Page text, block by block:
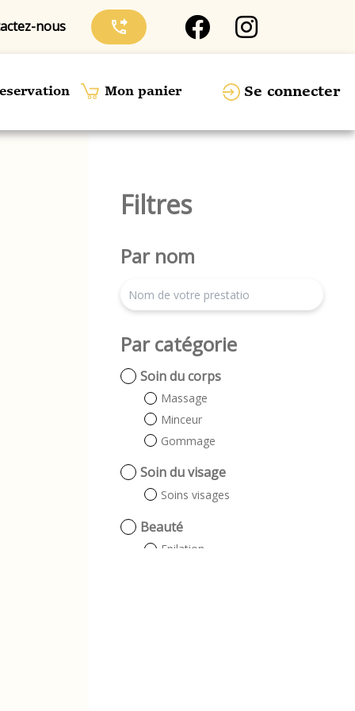
nous phone_forwarded
Mon panier Se connecter
Filtres
Par nom
Par catégorie
Soin du corps
Massage
Minceur
Gommage
Soin du visage
Soins visages
Beauté
Epilation